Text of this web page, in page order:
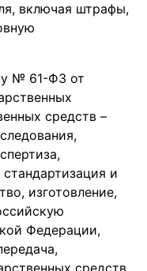
включая штрафы,
№ 61-ФЗ от
средств –
и
изготовление,
Федерации,
средств.